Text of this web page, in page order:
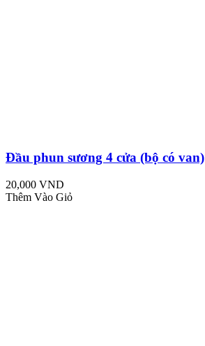
Đầu phun sương 4 cửa (bộ có van)
20,000 VND
Thêm Vào Giỏ